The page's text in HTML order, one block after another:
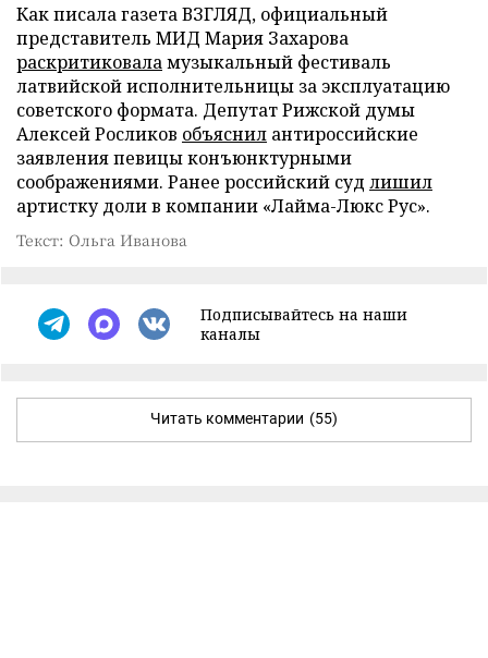
Как писала газета ВЗГЛЯД, официальный
представитель МИД Мария Захарова
раскритиковаламузыкальный фестиваль
латвийской исполнительницы за эксплуатацию
советского формата. Депутат Рижской думы
Алексей Росликов объяснил антироссийские
заявления певицы конъюнктурными
соображениями. Ранее российский суд лишил
артистку доли в компании «Лайма-Люкс Рус».
Текст: Ольга Иванова
Подписывайтесь на наши
каналы
Читать комментарии (55)